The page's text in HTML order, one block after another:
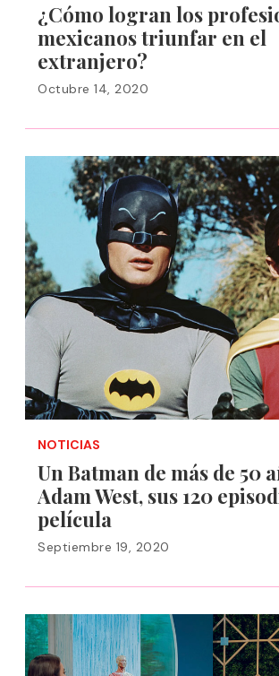
¿Cómo logran los
mexicanos triunfar en el
extranjero?
Octubre 14, 2020
NOTICIAS
Un Batman de más de 50
Adam West, sus 120
película
Septiembre 19, 2020